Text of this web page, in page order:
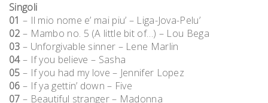
Singoli
01 – Il mio nome e’ mai piu’ – Liga-Jova-Pelu’
02 – Mambo no. 5 (A little bit of…) – Lou Bega
03 – Unforgivable sinner – Lene Marlin
04– If you believe – Sasha
05 – If you had my love – Jennifer Lopez
06 – If ya gettin’ down – Five
07 – Beautiful stranger – Madonna